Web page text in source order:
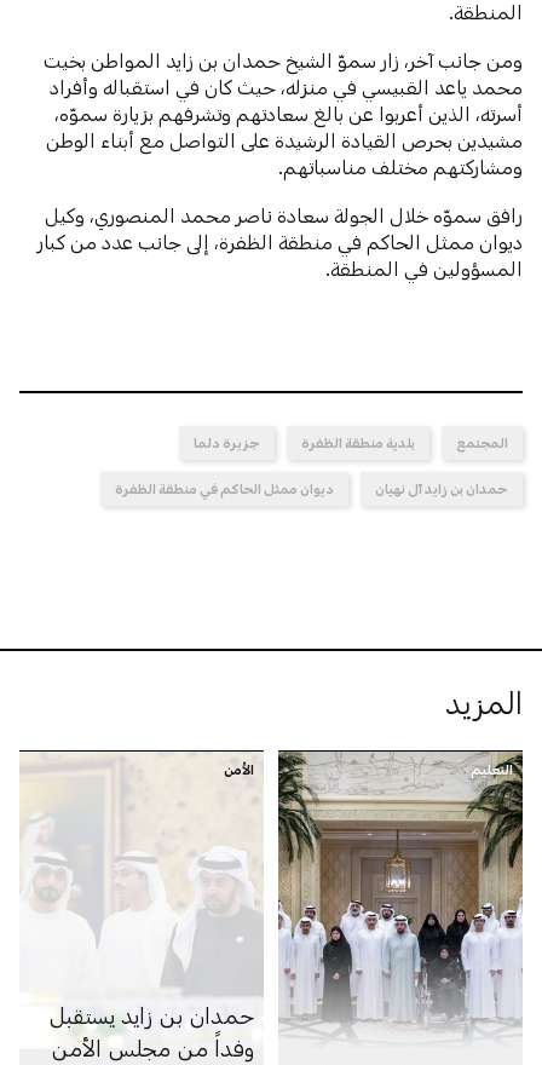
المنطقة.
ومن جانب آخر، زار سموّ الشيخ حمدان بن زايد المواطن بخيت
محمد ياعد القبيسي في منزله، حيث كان في استقباله وأفراد
أسرته، الذين أعربوا عن بالغ سعادتهم وتشرفهم بزيارة سموّه،
مشيدين بحرص القيادة الرشيدة على التواصل مع أبناء الوطن
ومشاركتهم مختلف مناسباتهم.
رافق سموّه خلال الجولة سعادة ناصر محمد المنصوري، وكيل
ديوان ممثل الحاكم في منطقة الظفرة، إلى جانب عدد من كبار
المسؤولين في المنطقة.
المجتمع بلدية منطقة الظفرة جزيرة دلما
حمدان بن زايد آل نهيان ديوان ممثل الحاكم في منطقة الظفرة
المزيد
التعليم الأمن
حمدان بن زايد يستقبل
وفداً من مجلس الأمن